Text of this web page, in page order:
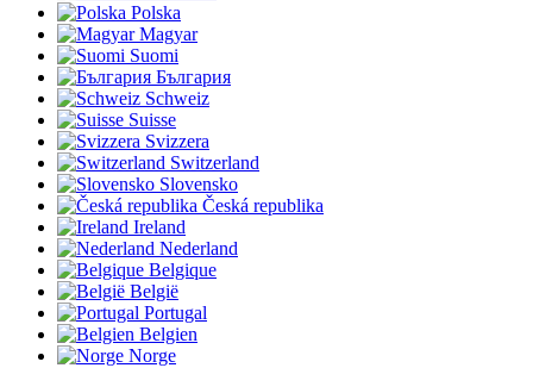
Polska
Magyar
Suomi
България
Schweiz
Suisse
Svizzera
Switzerland
Slovensko
Česká republika
Ireland
Nederland
Belgique
België
Portugal
Belgien
Norge